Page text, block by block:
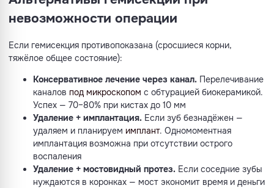
невозможности операции
Если гемисекция противопоказана (сросшиеся корни,
тяжёлое общее состояние):
Консервативное лечение через канал. Перелечивание
каналов под микроскопом с обтурацией биокерамикой.
Успех — 70–80% при кистах до 10 мм
Удаление + имплантация. Если зуб безнадёжен —
удаляем и планируем имплант. Одномоментная
имплантация возможна при отсутствии острого
воспаления
Удаление + мостовидный протез. Если соседние зубы
нуждаются в коронках — мост экономит время и деньги